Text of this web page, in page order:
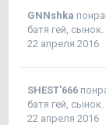
GNNshka
батя гей,
22 апреля 2016
SHEST'666
батя гей,
22 апреля 2016